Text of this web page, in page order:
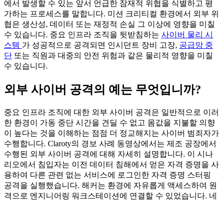
에서 발생할 수 있는 앞서 언급한 잠재적 위협을 식별하고 평
가하는 프로세스를 말합니다. 미션 크리티컬 환경에서 외부 위
협은 생산성, 데이터 또는 재정적 손실 그 이상에 영향을 미칠
수 있습니다. 중요 인프라 조직을 뒷받침하는 사이버 물리 시
스템 가 성공적으로 공격되면 인시던트 장비 고장, 공급망 중
단 또는 직원과 대중의 안전 위험과 같은 물리적 영향을 미칠
수 있습니다.
외부 사이버 공격의 예는 무엇입니까?
중요 인프라 조직에 대한 외부 사이버 공격은 일반적으로 이러
한 환경이 가동 중단 시간을 견딜 수 없고 몸값을 지불할 의향
이 높다는 것을 이해하는 점점 더 정교해지는 사이버 범죄자가
수행합니다. Claroty의 경보 사례 동영상에서는 제조 공장에서
수행된 외부 사이버 공격에 대해 자세히 설명합니다. 이 시나
리오에서 침입자는 이전 데이터 침해에서 얻은 자격 증명을 사
용하여 다른 관련 없는 서비스에 로그인한 자격 증명 스터핑
공격을 실행했습니다. 해커는 환경에 자유롭게 액세스하여 원
격으로 엔지니어링 워크스테이션에 연결할 수 있었습니다. 네